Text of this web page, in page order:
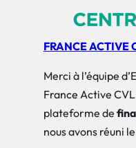
FRANCE ACTIVE
Merci à l’équipe
France Active
plateforme de
nous avons réuni